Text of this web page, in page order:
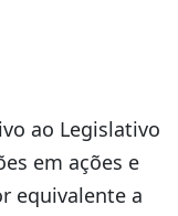
ao Legislativo
em ações e
equivalente a